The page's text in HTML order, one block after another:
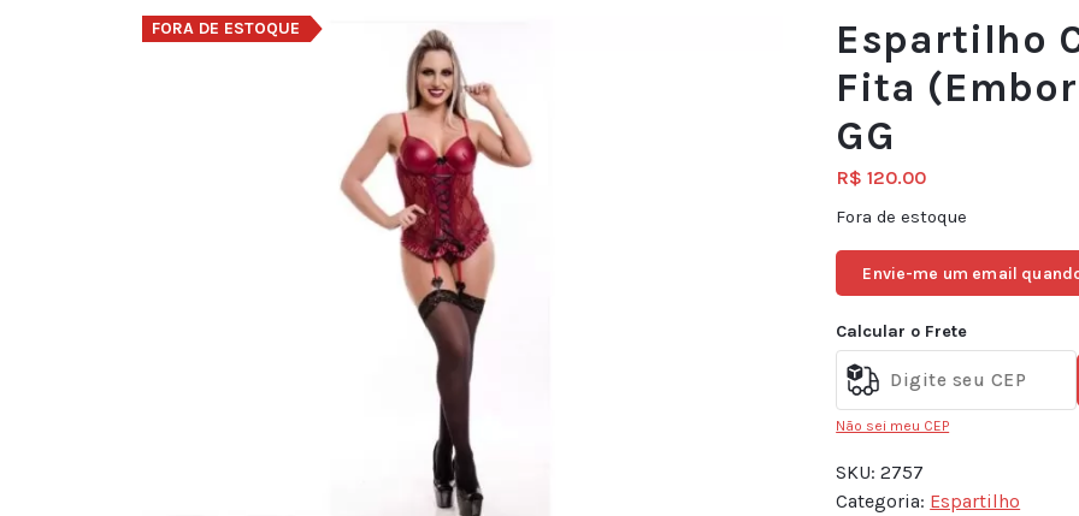
FORA DE ESTOQUE
Espartilho
Fita
GG
R$ 120.00
Fora de estoque
Envie-me um email
Calcular o Frete
Não sei meu CEP
SKU:2757
Categoria: Espartilho